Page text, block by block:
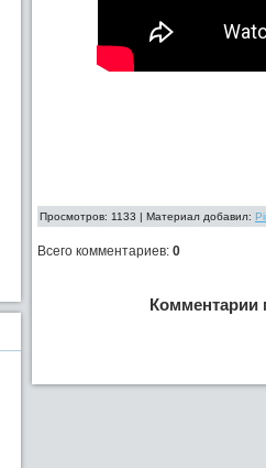
Просмотров: 1133 | Материал добавил:
Всего комментариев: 0
Комментарии